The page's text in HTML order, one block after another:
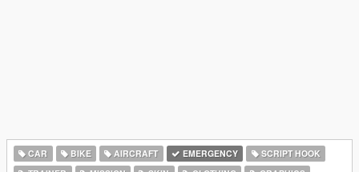
CAR BIKE AIRCRAFT EMERGENCY
SCRIPT HOOK